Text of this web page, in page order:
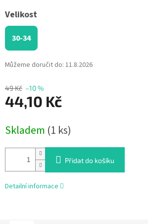
49 Kč –10 %
44,10 Kč
cena:
Skladem (1 ks)
Velikost
30-34
Můžeme doručit do: 11.8.2026
Přidat do košíku
Detailní informace